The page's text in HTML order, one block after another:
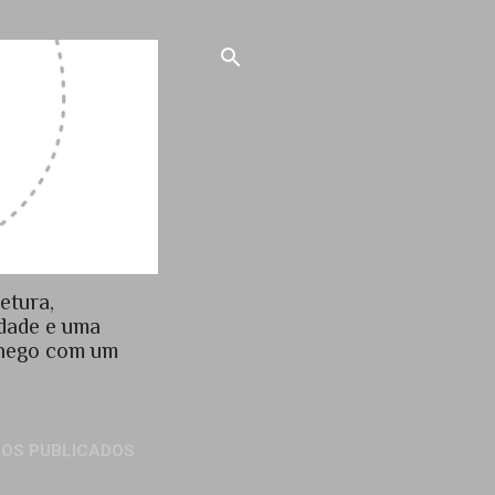
e uma
com um